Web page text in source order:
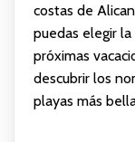
costas de
puedas elegir
próximas
descubrir los
playas más